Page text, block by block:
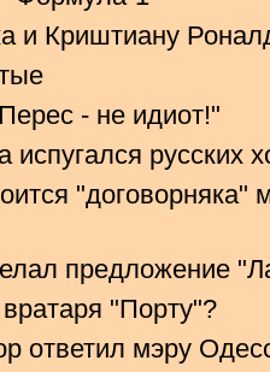
и Криштиану
- не идиот!"
испугался русских
предложение
"Порту"?
ответил мэру